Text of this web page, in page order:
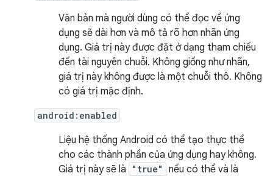
Văn bản mà người dùng có thể đọc về ứng
dụng sẽ dài hơn và mô tả rõ hơn nhãn ứng
dụng. Giá trị này được đặt ở dạng tham chiếu
đến tài nguyên chuỗi. Không giống như nhãn,
giá trị này không được là một chuỗi thô. Không
có giá trị mặc định.
android:enabled
Liệu hệ thống Android có thể tạo thực thể
cho các thành phần của ứng dụng hay không.
Giá trị này sẽ là
"true" nếu có thể và là